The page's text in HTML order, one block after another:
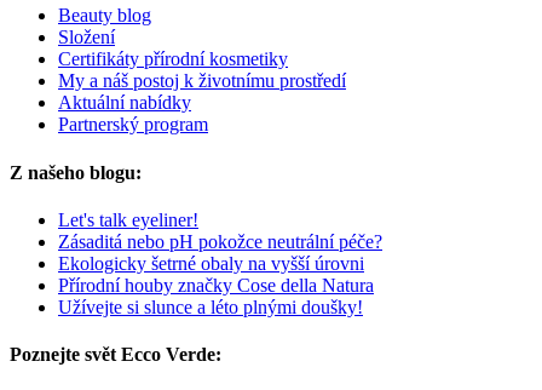
Beauty blog
Složení
Certifikáty přírodní kosmetiky
My a náš postoj k životnímu prostředí
Aktuální nabídky
Partnerský program
Z našeho blogu:
Let's talk eyeliner!
Zásaditá nebo pH pokožce neutrální péče?
Ekologicky šetrné obaly na vyšší úrovni
Přírodní houby značky Cose della Natura
Užívejte si slunce a léto plnými doušky!
Poznejte svět Ecco Verde: